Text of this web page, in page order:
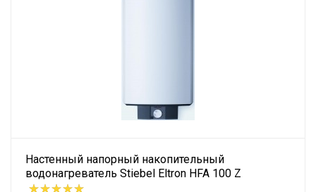
Настенный напорный накопительный
водонагреватель Stiebel Eltron HFA 100 Z